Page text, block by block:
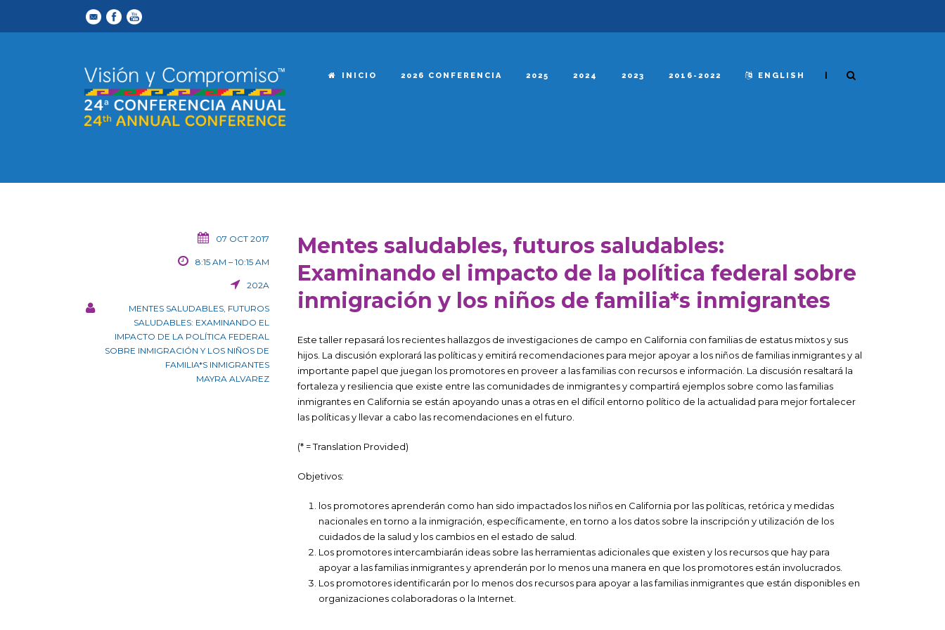
INICIO 2026 CONFERENCIA 2025 2024 2023 2016-2022 ENGLISH |
07 OCT 2017
8:15 AM – 10:15 AM
202A
MENTES SALUDABLES, FUTUROS
SALUDABLES: EXAMINANDO EL
IMPACTO DE LA POLÍTICA FEDERAL
SOBRE INMIGRACIÓN Y LOS NIÑOS DE
FAMILIA*S INMIGRANTES
MAYRA ALVAREZ
Mentes saludables, futuros saludables:
Examinando el impacto de la política federal sobre
inmigración y los niños de familia*s inmigrantes
Este taller repasará los recientes hallazgos de investigaciones de campo en California con familias de estatus mixtos y sus
hijos. La discusión explorará las políticas y emitirá recomendaciones para mejor apoyar a los niños de familias inmigrantes y al
importante papel que juegan los promotores en proveer a las familias con recursos e información. La discusión resaltará la
fortaleza y resiliencia que existe entre las comunidades de inmigrantes y compartirá ejemplos sobre como las familias
inmigrantes en California se están apoyando unas a otras en el difícil entorno político de la actualidad para mejor fortalecer
las políticas y llevar a cabo las recomendaciones en el futuro.
(* = Translation Provided)
Objetivos:
los promotores aprenderán como han sido impactados los niños en California por las políticas, retórica y medidas
nacionales en torno a la inmigración, específicamente, en torno a los datos sobre la inscripción y utilización de los
cuidados de la salud y los cambios en el estado de salud.
Los promotores intercambiarán ideas sobre las herramientas adicionales que existen y los recursos que hay para
apoyar a las familias inmigrantes y aprenderán por lo menos una manera en que los promotores están involucrados.
Los promotores identificarán por lo menos dos recursos para apoyar a las familias inmigrantes que están disponibles en
organizaciones colaboradoras o la Internet.